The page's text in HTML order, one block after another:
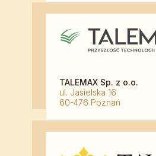
TALEMAX Sp. z o.o.
ul. Jasielska 16
60-476 Poznań